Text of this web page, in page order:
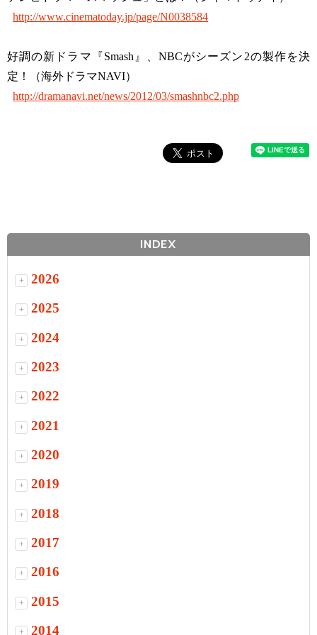
http://www.cinematoday.jp/page/N0038584
好調の新ドラマ『Smash』、NBCがシーズン2の製作を決
定！（海外ドラマNAVI）
http://dramanavi.net/news/2012/03/smashnbc2.php
INDEX
+ 2026
+ 2025
+ 2024
+ 2023
+ 2022
+ 2021
+ 2020
+ 2019
+ 2018
+ 2017
+ 2016
+ 2015
+ 2014